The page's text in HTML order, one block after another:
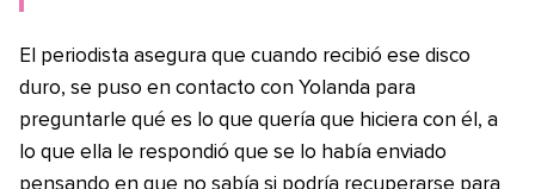
El periodista asegura que cuando recibió ese disco
duro, se puso en contacto con Yolanda para
preguntarle qué es lo que quería que hiciera con él, a
lo que ella le respondió que se lo había enviado